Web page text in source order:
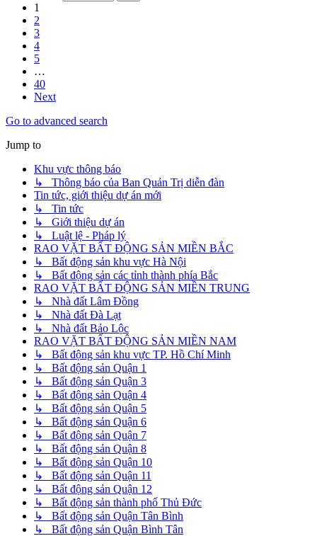
1
2
3
4
5
…
40
Next
Go to advanced search
Jump to
Khu vực thông báo
↳ Thông báo của Ban Quản Trị diễn đàn
Tin tức, giới thiệu dự án mới
↳ Tin tức
↳ Giới thiệu dự án
↳ Luật lệ - Pháp lý
RAO VẶT BẤT ĐỘNG SẢN MIỀN BẮC
↳ Bất động sản khu vực Hà Nội
↳ Bất động sản các tỉnh thành phía Bắc
RAO VẶT BẤT ĐỘNG SẢN MIỀN TRUNG
↳ Nhà đất Lâm Đồng
↳ Nhà đất Đà Lạt
↳ Nhà đất Bảo Lộc
RAO VẶT BẤT ĐỘNG SẢN MIỀN NAM
↳ Bất động sản khu vực TP. Hồ Chí Minh
↳ Bất động sản Quận 1
↳ Bất động sản Quận 3
↳ Bất động sản Quận 4
↳ Bất động sản Quận 5
↳ Bất động sản Quận 6
↳ Bất động sản Quận 7
↳ Bất động sản Quận 8
↳ Bất động sản Quận 10
↳ Bất động sản Quận 11
↳ Bất động sản Quận 12
↳ Bất động sản thành phố Thủ Đức
↳ Bất động sản Quận Tân Bình
↳ Bất động sản Quận Bình Tân